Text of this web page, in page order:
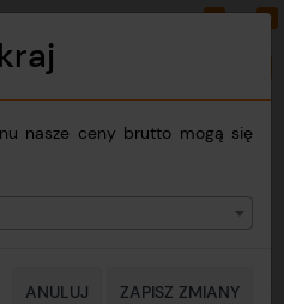
0 0
nasze ceny brutto mogą się
ANULUJ ZAPISZ ZMIANY